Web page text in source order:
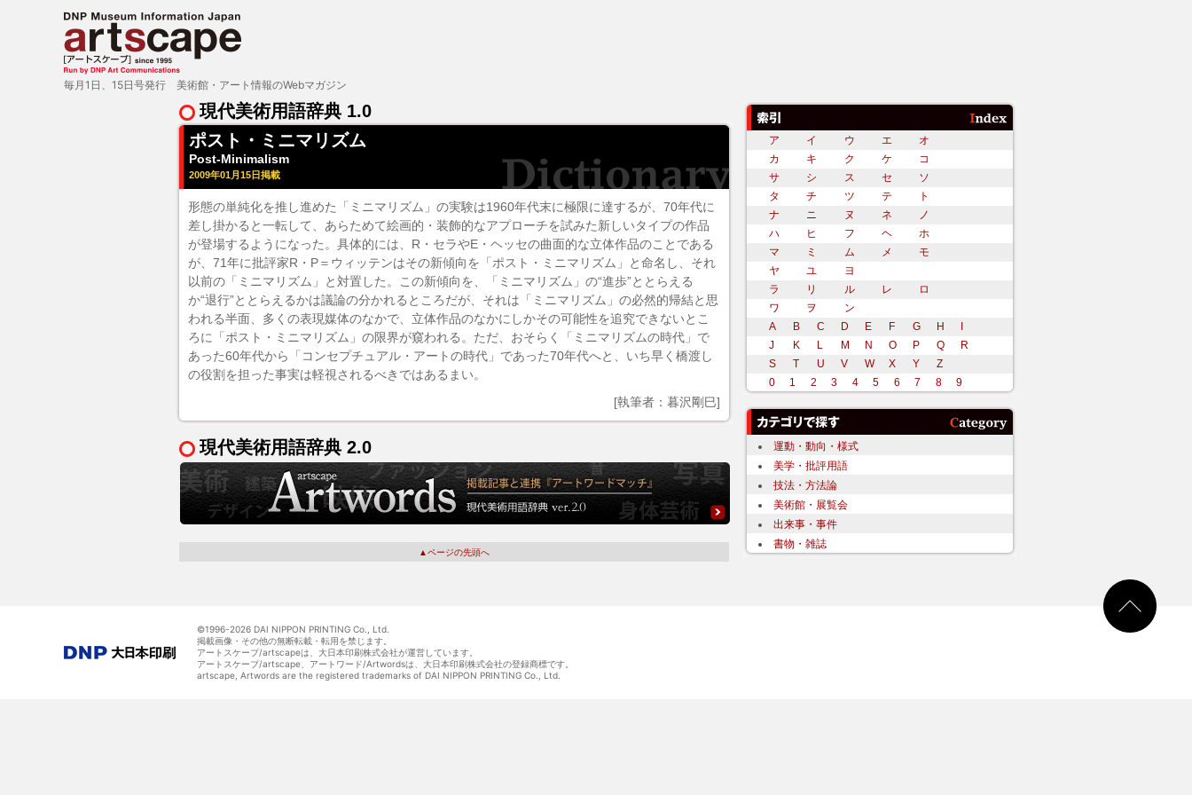
現代美術用語辞典 1.0
ポスト・ミニマリズム
Post-Minimalism
2009年01月15日掲載
形態の単純化を推し進めた「 ミニマリズム 」の実験は1960年代末に極限に達するが、70年代に
差し掛かると一転して、あらためて絵画的・装飾的なアプローチを試みた新しいタイプの作品
が登場するようになった。具体的には、R・セラやE・ヘッセの曲面的な立体作品のことである
が、71年に批評家R・P＝ウィッテンはその新傾向を「ポスト・ミニマリズム」と命名し、それ
以前の「ミニマリズム」と対置した。この新傾向を、「ミニマリズム」の“進歩”ととらえる
か“退行”ととらえるかは議論の分かれるところだが、それは「ミニマリズム」の必然的帰結と思
われる半面、多くの表現媒体のなかで、立体作品のなかにしかその可能性を追究できないとこ
ろに「ポスト・ミニマリズム」の限界が窺われる。ただ、おそらく「ミニマリズムの時代」で
あった60年代から「 コンセプチュアル・アートの時代」であった70年代へと、いち早く橋渡し
の役割を担った事実は軽視されるべきではあるまい。
[執筆者：暮沢剛巳]
現代美術用語辞典 2.0
▲ページの先頭へ
ア イ ウ エ
オ
カ
キ ク ケ
コ
サ
シ ス セ
ソ
タ
チ ツ テ
ト
ナ
ニ ヌ ネ
ノ
ハ
ヒ フ ヘ
ホ
マ
ミ ム メ
モ
ヤ
ユ
ヨ
ラ
リ ル レ
ロ
ワ
ヲ
ン
A
B C D E F G H
I
J
K L M N O P Q
R
S
T U V W X Y
Z
0
1 2 3 4 5 6 7 8 9
運動・動向・様式
美学・批評用語
技法・方法論
美術館・展覧会
出来事・事件
書物・雑誌
©1996-2026 DAI NIPPON PRINTING Co., Ltd.
掲載画像・その他の無断転載・転用を禁じます。
アートスケープ/artscapeは、大日本印刷株式会社が運営しています。
アートスケープ/artscape、アートワード/Artwordsは、大日本印刷株式会社の登録商標です。
artscape, Artwords are the registered trademarks of DAI NIPPON PRINTING Co., Ltd.
毎月1日、15日号発行 美術館・アート情報のWebマガジン